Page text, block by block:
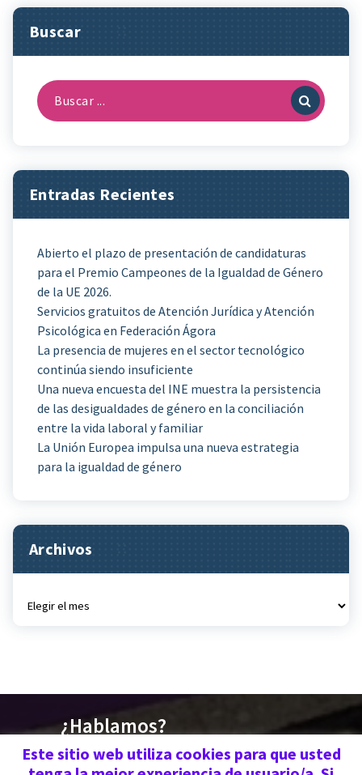
Buscar
Buscar:
Entradas Recientes
Abierto el plazo de presentación de candidaturas
para el Premio Campeones de la Igualdad de Género
de la UE 2026.
Servicios gratuitos de Atención Jurídica y Atención
Psicológica en Federación Ágora
La presencia de mujeres en el sector tecnológico
continúa siendo insuficiente
Una nueva encuesta del INE muestra la persistencia
de las desigualdades de género en la conciliación
entre la vida laboral y familiar
La Unión Europea impulsa una nueva estrategia
para la igualdad de género
Archivos
¿Hablamos?
676 030 719 | 670 773
Este sitio web utiliza cookies para que usted